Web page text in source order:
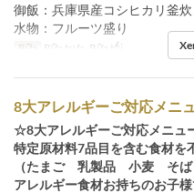
御飯：兵庫県産コシヒカリ
水物：フルーツ盛り
Bữa Bữa trưa, Bữa tối
8大アレルギーご対応メニ
☆8大アレルギーご対応メニュ
特定原材料7品目を含む食材を
（たまご 乳製品 小麦 そ
アレルギー食材お持ちのお子